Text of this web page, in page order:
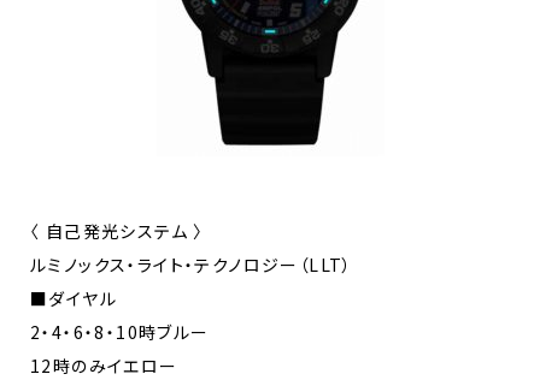
〈 自己発光システム 〉
ルミノックス・ライト・テクノロジー（LLT）
■ダイヤル
2・4・6・8・10時ブルー
12時のみイエロー